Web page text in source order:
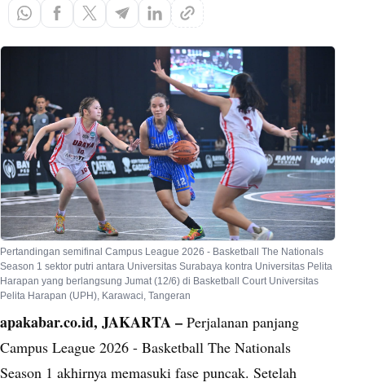
Pertandingan semifinal Campus League 2026 - Basketball The Nationals
Season 1 sektor putri antara Universitas Surabaya kontra Universitas Pelita
Harapan yang berlangsung Jumat (12/6) di Basketball Court Universitas
Pelita Harapan (UPH), Karawaci, Tangeran
apakabar.co.id, JAKARTA – Perjalanan panjang
Campus League 2026 - Basketball The Nationals
Season 1 akhirnya memasuki fase puncak. Setelah